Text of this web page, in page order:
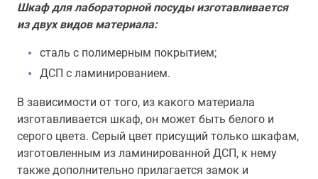
Шкаф для лабораторной посуды изготавливается
из двух видов материала:
сталь с полимерным покрытием;
ДСП с ламинированием.
В зависимости от того, из какого материала
изготавливается шкаф, он может быть белого и
серого цвета. Серый цвет присущий только шкафам,
изготовленным из ламинированной ДСП, к нему
также дополнительно прилагается замок и